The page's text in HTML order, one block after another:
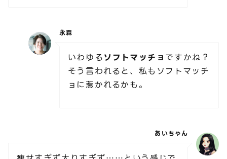
永森
いわゆるソフトマッチョ ですかね？
そう言われると、私もソフトマッチ
ョに惹かれるかも。
あいちゃん